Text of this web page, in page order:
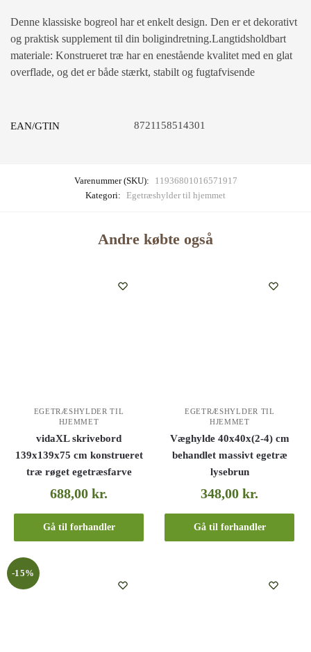
Denne klassiske bogreol har et enkelt design. Den er et dekorativt
og praktisk supplement til din boligindretning.Langtidsholdbart
materiale: Konstrueret træ har en enestående kvalitet med en glat
overflade, og det er både stærkt, stabilt og fugtafvisende
EAN/GTIN 8721158514301
Varenummer (SKU):
11936801016571917
Kategori: Egetræshylder til hjemmet
Andre købte også
EGETRÆSHYLDER TIL
HJEMMET
vidaXL skrivebord
139x139x75 cm konstrueret
træ røget egetræsfarve
688,00kr.
Gå til forhandler
EGETRÆSHYLDER TIL
HJEMMET
Væghylde 40x40x(2-4) cm
behandlet massivt egetræ
lysebrun
348,00kr.
Gå til forhandler
-15%